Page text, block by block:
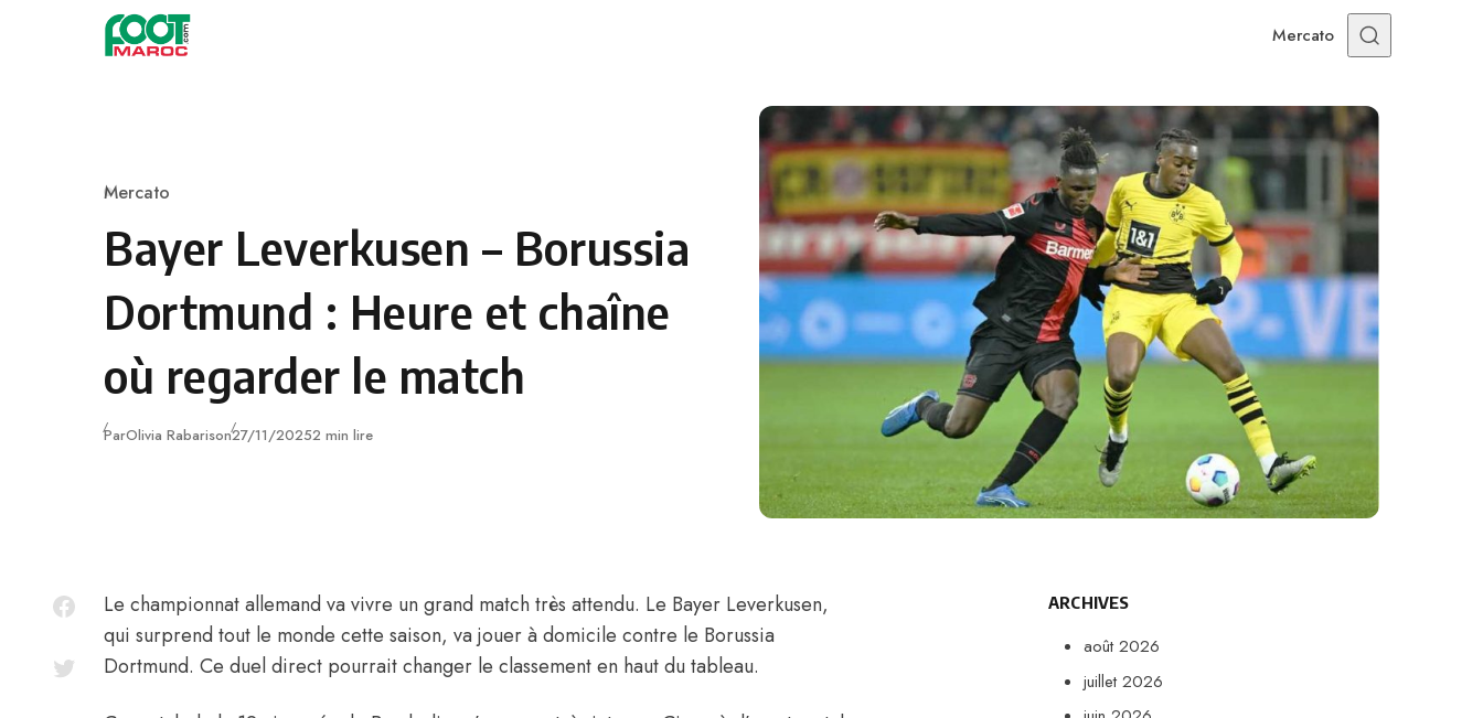
Skip to content
Mercato
Category
Mercato
Bayer Leverkusen – Borussia
Dortmund : Heure et chaîne
où regarder le match
ParOlivia RabarisonPublié
27/11/20252 min lire
Le championnat allemand va vivre un grand match très attendu. Le Bayer Leverkusen,
qui surprend tout le monde cette saison, va jouer à domicile contre le Borussia
Dortmund. Ce duel direct pourrait changer le classement en haut du tableau.
ARCHIVES
août 2026
juillet 2026